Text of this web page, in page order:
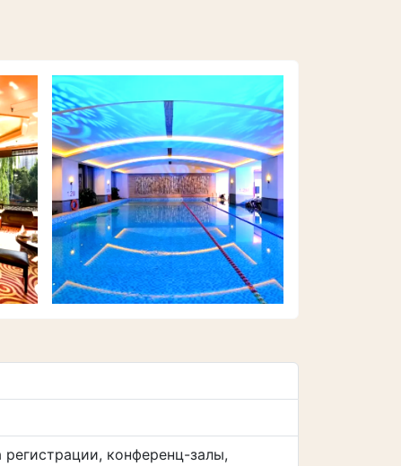
конференц-залы,